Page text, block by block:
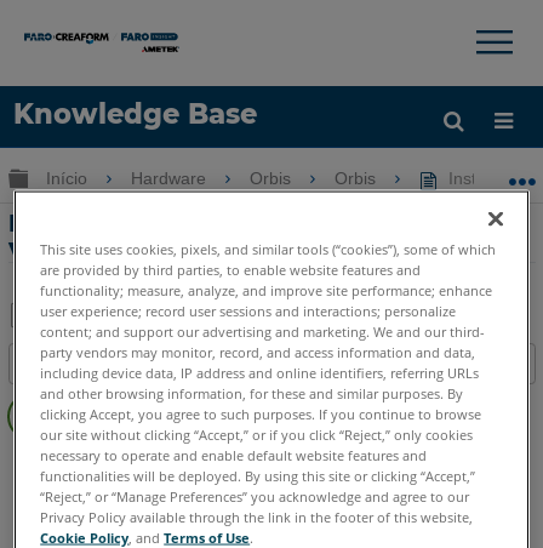
Knowledge Base
Idioma
Obter ajuda ENTRAR
×
Expandir/recolher hierarquia global
Início Hardware Orbis Orbis Instalação
Instalação de firmware e notas de
versão para FARO Orbis
Salvar
como
PDF
Índice
Sem
cabeçalhos
Mobile Scanner Orbis
This site uses cookies, pixels, and similar tools (“cookies”), some of which
are provided by third parties, to enable website features and
functionality; measure, analyze, and improve site performance; enhance
user experience; record user sessions and interactions; personalize
content; and support our advertising and marketing. We and our third-
party vendors may monitor, record, and access information and data,
including device data, IP address and online identifiers, referring URLs
and other browsing information, for these and similar purposes. By
clicking Accept, you agree to such purposes. If you continue to browse
our site without clicking “Accept,” or if you click “Reject,” only cookies
necessary to operate and enable default website features and
functionalities will be deployed. By using this site or clicking “Accept,”
“Reject,” or “Manage Preferences” you acknowledge and agree to our
Privacy Policy available through the link in the footer of this website,
Cookie Policy , andTerms of Use.